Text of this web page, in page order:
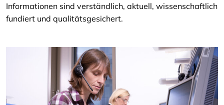
Informationen sind verständlich, aktuell, wissenschaftlich
fundiert und qualitätsgesichert.